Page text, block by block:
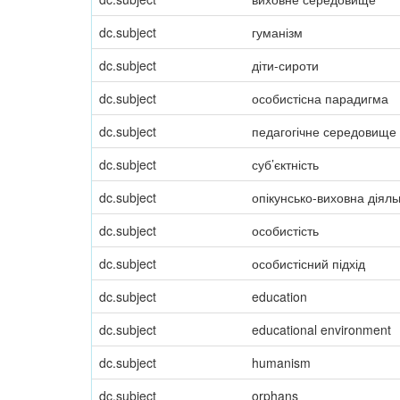
dc.subject
гуманізм
dc.subject
діти-сироти
dc.subject
особистісна парадигма
dc.subject
педагогічне середовище
dc.subject
суб’єктність
dc.subject
опікунсько-виховна
dc.subject
особистість
dc.subject
особистісний підхід
dc.subject
education
dc.subject
educational environment
dc.subject
humanism
dc.subject
orphans